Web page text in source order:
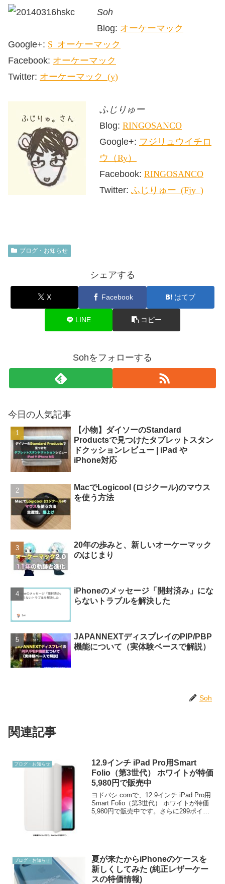
Soh
Blog: オーケーマック
Google+: Soh オーケーマック
Facebook: オーケーマック
Twitter: オーケーマック (okaymac1)
ふじりゅー
Blog: RINGO-SANCO
Google+: フジリュウイチロ
ウ（Ryu）
Facebook: RINGO-SANCO
Twitter: ふじりゅー (Fujiryu_)
ブログ・お知らせ
シェアする
X Facebook はてブ
LINE コピー
Sohをフォローする
今日の人気記事
【小物】ダイソーのStandard
Productsで見つけたタブレットスタン
ドクッションレビュー | iPad や
iPhone対応
MacでLogicool (ロジクール)のマウス
を使う方法
20年の歩みと、新しいオーケーマック
のはじまり
iPhoneのメッセージ「開封済み」にな
らないトラブルを解決した
JAPANNEXTディスプレイのPIP/PBP
機能について（実体験ベースで解説）
Soh
関連記事
ブログ・お知らせ
12.9インチ iPad Pro用Smart
Folio（第3世代） ホワイトが特価
5,980円で販売中
ヨドバシ.comで、12.9インチ iPad Pro用
Smart Folio（第3世代） ホワイトが特価
5,980円で販売中です。さらに299ポイン
ブログ・お知らせ
夏が来たからiPhoneのケースを
新しくしてみた (純正レザーケー
スの特価情報)